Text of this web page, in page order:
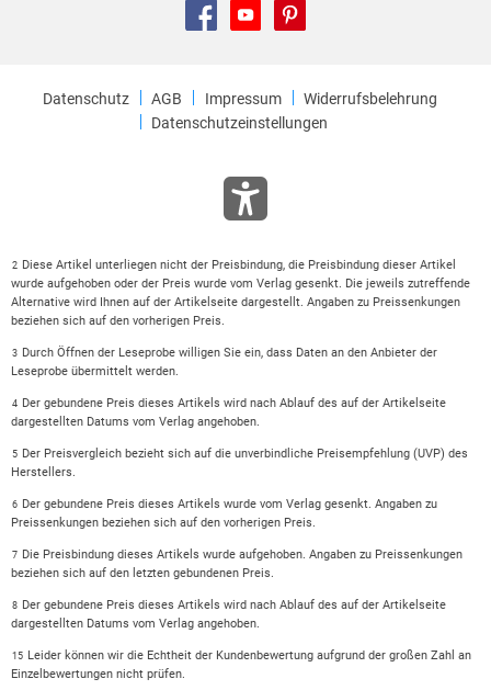
Datenschutz AGB Impressum
Widerrufsbelehrung
Datenschutzeinstellungen
2
Diese Artikel unterliegen nicht der Preisbindung, die Preisbindung dieser Artikel
wurde aufgehoben oder der Preis wurde vom Verlag gesenkt. Die jeweils zutreffende
Alternative wird Ihnen auf der Artikelseite dargestellt. Angaben zu Preissenkungen
beziehen sich auf den vorherigen Preis.
3
Durch Öffnen der Leseprobe willigen Sie ein, dass Daten an den Anbieter der
Leseprobe übermittelt werden.
4
Der gebundene Preis dieses Artikels wird nach Ablauf des auf der Artikelseite
dargestellten Datums vom Verlag angehoben.
5
Der Preisvergleich bezieht sich auf die unverbindliche Preisempfehlung (UVP) des
Herstellers.
6
Der gebundene Preis dieses Artikels wurde vom Verlag gesenkt. Angaben zu
Preissenkungen beziehen sich auf den vorherigen Preis.
7
Die Preisbindung dieses Artikels wurde aufgehoben. Angaben zu Preissenkungen
beziehen sich auf den letzten gebundenen Preis.
8
Der gebundene Preis dieses Artikels wird nach Ablauf des auf der Artikelseite
dargestellten Datums vom Verlag angehoben.
15
Leider können wir die Echtheit der Kundenbewertung aufgrund der großen Zahl an
Einzelbewertungen nicht prüfen.